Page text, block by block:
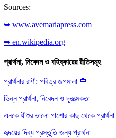
Sources:
➥ www.avemariapress.com
➥ en.wikipedia.org
প্রার্থনা, নিবেদন ও বহিষ্কারের রীতিসমূহ
প্রার্থনার রাণী: পবিত্র জপমালা 🌹
ভিন্ন প্রার্থনা, নিবেদন ও দূতাত্মকতা
এনকে যীশুর ভালো পাশোর কাছ থেকে প্রার্থনা
হৃদয়ের দিব্য প্রস্তুতি জন্য প্রার্থনা